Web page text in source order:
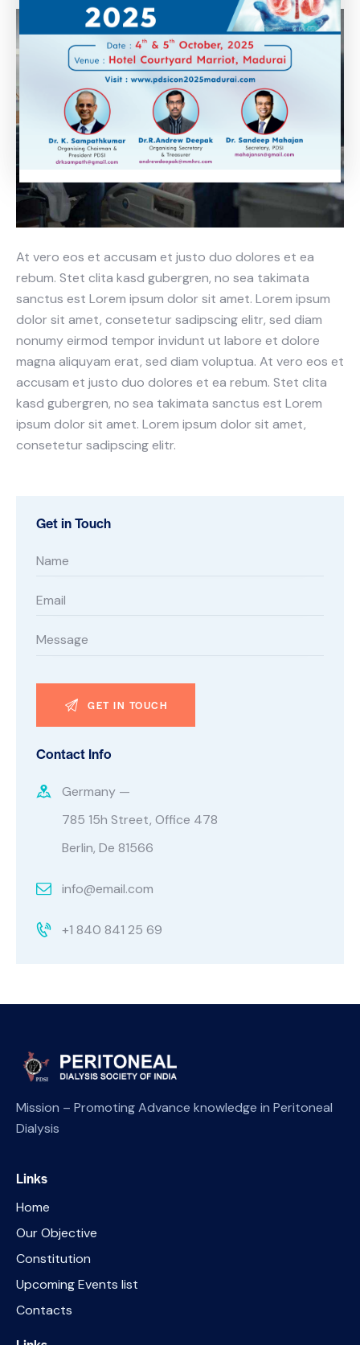
At vero eos et accusam et justo duo dolores et ea
rebum. Stet clita kasd gubergren, no sea takimata
sanctus est Lorem ipsum dolor sit amet. Lorem ipsum
dolor sit amet, consetetur sadipscing elitr, sed diam
nonumy eirmod tempor invidunt ut labore et dolore
magna aliquyam erat, sed diam voluptua. At vero eos et
accusam et justo duo dolores et ea rebum. Stet clita
kasd gubergren, no sea takimata sanctus est Lorem
ipsum dolor sit amet. Lorem ipsum dolor sit amet,
consetetur sadipscing elitr.
Get in Touch
Contact Info
Germany —
785 15h Street, Office 478
Berlin, De 81566
info@email.com
+1 840 841 25 69
Mission – Promoting Advance knowledge in Peritoneal
Dialysis
Links
Home
Our Objective
Constitution
Upcoming Events list
Contacts